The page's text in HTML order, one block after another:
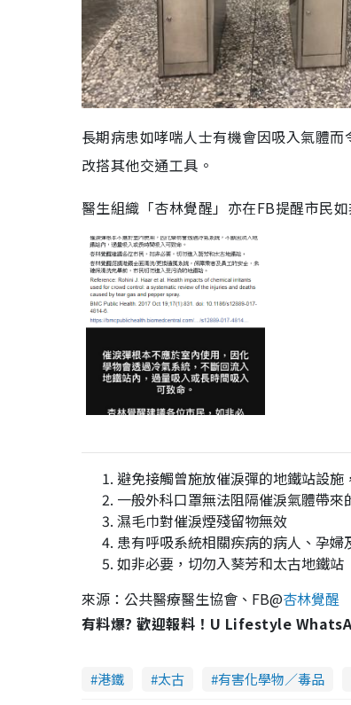
長期病患如哮喘人士有機會因吸入氣體
改搭其他交通工具。
醫生組織「杏林覺醒」亦在FB提醒市民
避免接觸曾施放催淚彈的地鐵站設施
一般外科口罩無法阻隔催淚氣體帶來
濕毛巾對催淚煙殘留物無效
患有呼吸系統相關疾病的病人、孕
如非必要，切勿入葵芳和太古地鐵站
來源：公共醫療醫生協會、FB@杏林覺醒
有料爆? 歡迎報料！U Lifestyle
港鐵 太古 有害化學物／毒品